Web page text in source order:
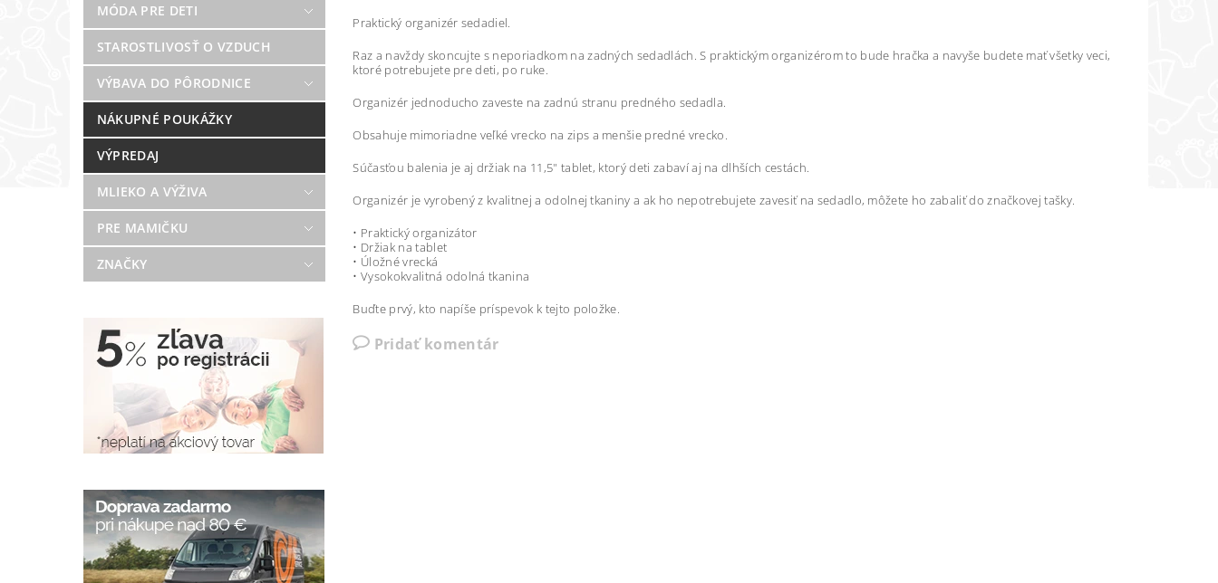
MÓDA PRE DETI
STAROSTLIVOSŤ O VZDUCH
VÝBAVA DO PÔRODNICE
NÁKUPNÉ POUKÁŽKY
VÝPREDAJ
MLIEKO A VÝŽIVA
PRE MAMIČKU
ZNAČKY
Praktický organizér sedadiel.
Raz a navždy skoncujte s neporiadkom na zadných sedadlách. S praktickým organizérom to bude hračka a navyše budete mať všetky veci,
ktoré potrebujete pre deti, po ruke.
Organizér jednoducho zaveste na zadnú stranu predného sedadla.
Obsahuje mimoriadne veľké vrecko na zips a menšie predné vrecko.
Súčasťou balenia je aj držiak na 11,5" tablet, ktorý deti zabaví aj na dlhších cestách.
Organizér je vyrobený z kvalitnej a odolnej tkaniny a ak ho nepotrebujete zavesiť na sedadlo, môžete ho zabaliť do značkovej tašky.
• Praktický organizátor
• Držiak na tablet
• Úložné vrecká
• Vysokokvalitná odolná tkanina
Buďte prvý, kto napíše príspevok k tejto položke.
Pridať komentár